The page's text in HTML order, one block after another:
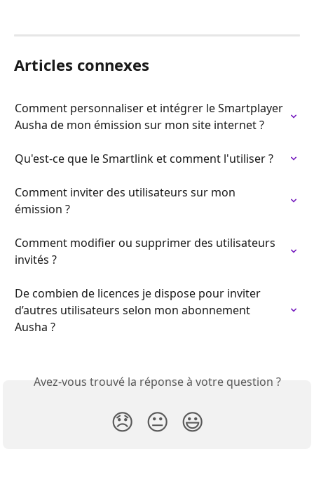
Articles connexes
Comment personnaliser et intégrer le Smartplayer
Ausha de mon émission sur mon site internet ?
Qu'est-ce que le Smartlink et comment l'utiliser ?
Comment inviter des utilisateurs sur mon
émission ?
Comment modifier ou supprimer des utilisateurs
invités ?
De combien de licences je dispose pour inviter
d’autres utilisateurs selon mon abonnement
Ausha ?
Avez-vous trouvé la réponse à votre question ?
😞 😐 😃